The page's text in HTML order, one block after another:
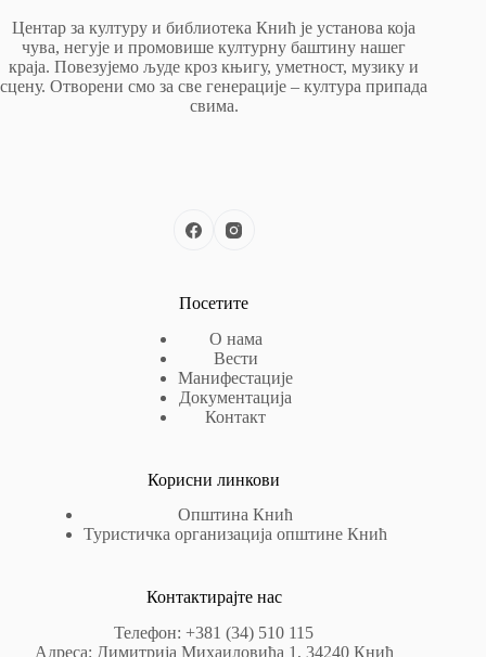
Центар за културу и библиотека Кнић је установа која
чува, негује и промовише културну баштину нашег
краја. Повезујемо људе кроз књигу, уметност, музику и
сцену. Отворени смо за све генерације – култура припада
свима.
Посетите
О нама
Вести
Манифестације
Документација
Контакт
Корисни линкови
Општина Кнић
Туристичка организација општине Кнић
Контактирајте нас
Телефон: +381 (34) 510 115
Адреса: Димитрија Михаиловића 1, 34240 Кнић